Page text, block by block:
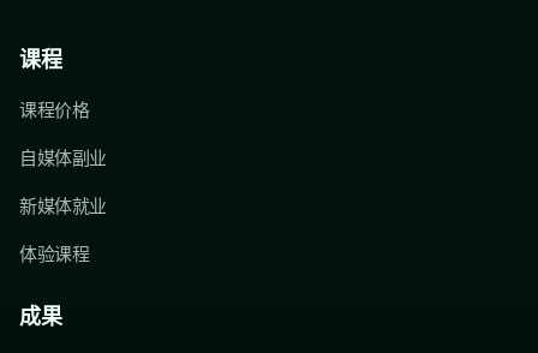
课程
课程价格
自媒体副业
新媒体就业
体验课程
成果